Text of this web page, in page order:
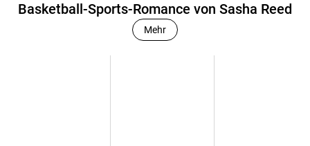
Basketball-Sports-Romance von Sasha Reed
Mehr